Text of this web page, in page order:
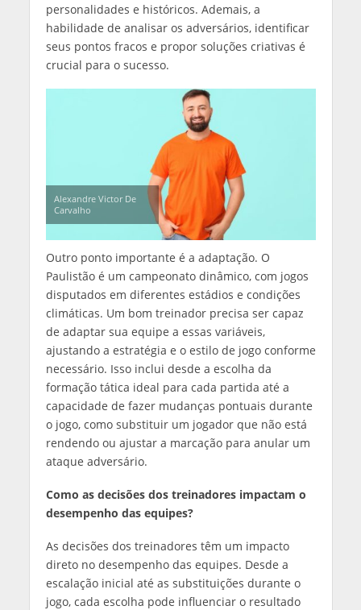
personalidades e históricos. Ademais, a
habilidade de analisar os adversários, identificar
seus pontos fracos e propor soluções criativas é
crucial para o sucesso.
Alexandre Victor De
Carvalho
Outro ponto importante é a adaptação. O
Paulistão é um campeonato dinâmico, com jogos
disputados em diferentes estádios e condições
climáticas. Um bom treinador precisa ser capaz
de adaptar sua equipe a essas variáveis,
ajustando a estratégia e o estilo de jogo conforme
necessário. Isso inclui desde a escolha da
formação tática ideal para cada partida até a
capacidade de fazer mudanças pontuais durante
o jogo, como substituir um jogador que não está
rendendo ou ajustar a marcação para anular um
ataque adversário.
Como as decisões dos treinadores impactam o
desempenho das equipes?
As decisões dos treinadores têm um impacto
direto no desempenho das equipes. Desde a
escalação inicial até as substituições durante o
jogo, cada escolha pode influenciar o resultado